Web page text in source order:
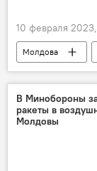
10 февраля
Молдова
правительство
В Минобороны
ракеты в
Молдовы